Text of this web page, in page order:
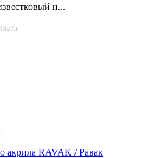
н...
акрила RAVAK / Равак